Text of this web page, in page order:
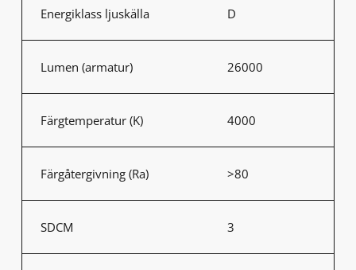
Energiklass ljuskälla D
Lumen (armatur) 26000
Färgtemperatur (K) 4000
Färgåtergivning (Ra) >80
SDCM 3